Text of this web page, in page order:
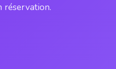
réservation.